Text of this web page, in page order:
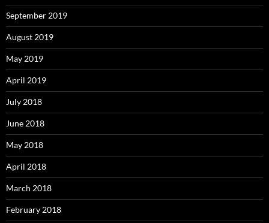
September 2019
August 2019
May 2019
April 2019
July 2018
June 2018
May 2018
April 2018
March 2018
February 2018